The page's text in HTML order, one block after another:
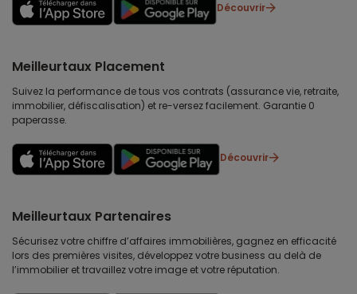
Découvrir
Meilleurtaux Placement
Suivez la performance de tous vos contrats (assurance vie, retraite,
immobilier, défiscalisation) et re-versez facilement. Garantie 0
paperasse.
Découvrir
Meilleurtaux Partenaires
Sécurisez votre chiffre d’affaires immobilières, gagnez en efficacité
lors des premières visites, développez votre business au delà de
l’immobilier et travaillez votre image et votre réputation.